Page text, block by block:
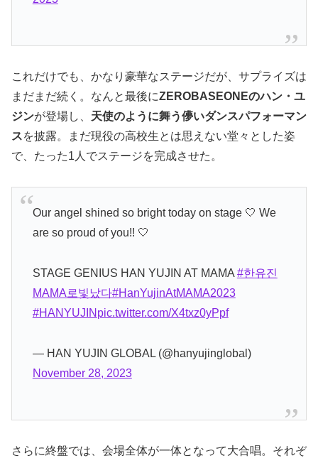
これだけでも、かなり豪華なステージだが、サプライズは
まだまだ続く。なんと最後にZEROBASEONEのハン・ユ
ジンが登場し、 天使のように舞う儚いダンスパフォーマン
スを披露。まだ現役の高校生とは思えない堂々とした姿
で、たった1人でステージを完成させた。
Our angel shined so bright today on stage 🤍 We
are so proud of you!! 🤍
STAGE GENIUS HAN YUJIN AT MAMA #한유진
MAMA로빛났다#HanYujinAtMAMA2023
#HANYUJIN pic.twitter.com/X4txz0yPpf
— HAN YUJIN GLOBAL (@hanyujinglobal)
November 28, 2023
さらに終盤では、会場全体が一体となって大合唱。それぞ